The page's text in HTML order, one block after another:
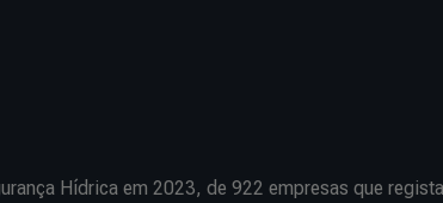
Hídrica em 2023, de 922 empresas que